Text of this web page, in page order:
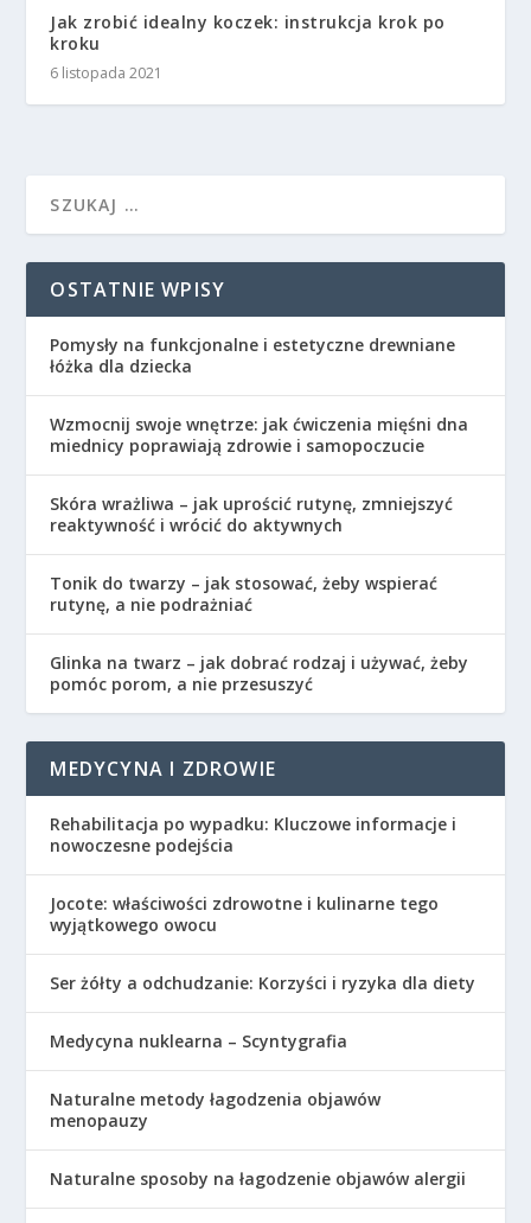
Jak zrobić idealny koczek: instrukcja krok po
kroku
6 listopada 2021
OSTATNIE WPISY
Pomysły na funkcjonalne i estetyczne drewniane
łóżka dla dziecka
Wzmocnij swoje wnętrze: jak ćwiczenia mięśni dna
miednicy poprawiają zdrowie i samopoczucie
Skóra wrażliwa – jak uprościć rutynę, zmniejszyć
reaktywność i wrócić do aktywnych
Tonik do twarzy – jak stosować, żeby wspierać
rutynę, a nie podrażniać
Glinka na twarz – jak dobrać rodzaj i używać, żeby
pomóc porom, a nie przesuszyć
MEDYCYNA I ZDROWIE
Rehabilitacja po wypadku: Kluczowe informacje i
nowoczesne podejścia
Jocote: właściwości zdrowotne i kulinarne tego
wyjątkowego owocu
Ser żółty a odchudzanie: Korzyści i ryzyka dla diety
Medycyna nuklearna – Scyntygrafia
Naturalne metody łagodzenia objawów
menopauzy
Naturalne sposoby na łagodzenie objawów alergii